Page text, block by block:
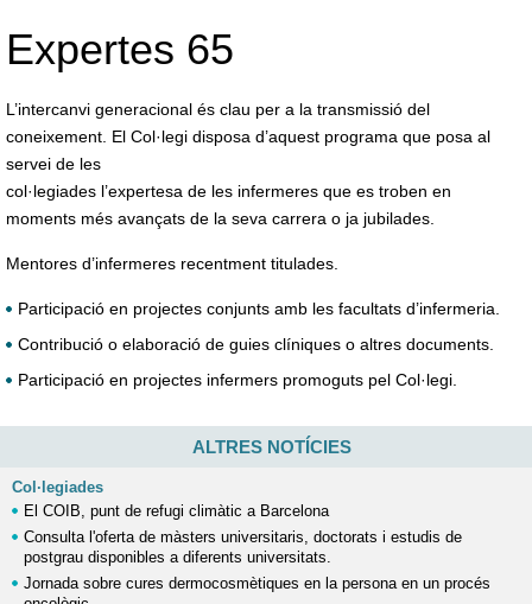
Expertes 65
L’intercanvi generacional és clau per a la transmissió del
coneixement. El Col·legi disposa d’aquest programa que posa al
servei de les
col·legiades l’expertesa de les infermeres que es troben en
moments més avançats de la seva carrera o ja jubilades.
Mentores d’infermeres recentment titulades.
Participació en projectes conjunts amb les facultats d’infermeria.
Contribució o elaboració de guies clíniques o altres documents.
Participació en projectes infermers promoguts pel Col·legi.
ALTRES NOTÍCIES
Col·legiades
El COIB, punt de refugi climàtic a Barcelona
Consulta l'oferta de màsters universitaris, doctorats i estudis de
postgrau disponibles a diferents universitats.
Jornada sobre cures dermocosmètiques en la persona en un procés